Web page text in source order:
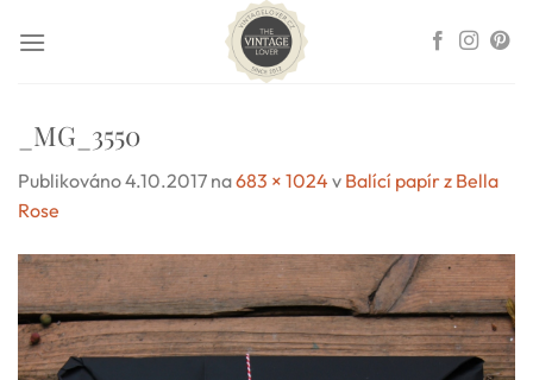
_MG_3550
Publikováno4.10.2017 na683 × 1024 v Balící papír z Bella
Rose